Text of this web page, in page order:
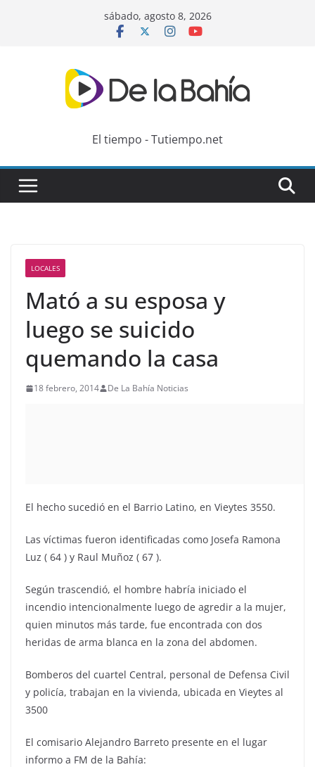
sábado, agosto 8, 2026
El tiempo - Tutiempo.net
LOCALES
Mató a su esposa y
luego se suicido
quemando la casa
18 febrero, 2014 De La Bahía Noticias
El hecho sucedió en el Barrio Latino, en Vieytes 3550.
Las víctimas fueron identificadas como Josefa Ramona
Luz ( 64 ) y Raul Muñoz ( 67 ).
Según trascendió, el hombre habría iniciado el
incendio intencionalmente luego de agredir a la mujer,
quien minutos más tarde, fue encontrada con dos
heridas de arma blanca en la zona del abdomen.
Bomberos del cuartel Central, personal de Defensa Civil
y policía, trabajan en la vivienda, ubicada en Vieytes al
3500
El comisario Alejandro Barreto presente en el lugar
informo a FM de la Bahía: